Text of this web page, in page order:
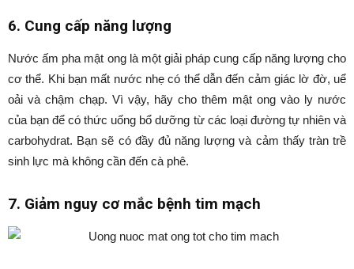
6. Cung cấp năng lượng
Nước ấm pha mật ong là một giải pháp cung cấp năng lượng cho
cơ thể. Khi bạn mất nước nhẹ có thể dẫn đến cảm giác lờ đờ, uể
oải và chậm chạp. Vì vậy, hãy cho thêm mật ong vào ly nước
của bạn để có thức uống bổ dưỡng từ các loại đường tự nhiên và
carbohydrat. Bạn sẽ có đầy đủ năng lượng và cảm thấy tràn trề
sinh lực mà không cần đến cà phê.
7. Giảm nguy cơ mắc bệnh tim mạch